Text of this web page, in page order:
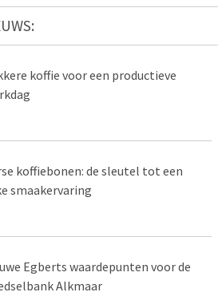
koffie voor een productieve
koffiebonen: de sleutel tot een
smaakervaring
Egberts waardepunten voor de
Alkmaar